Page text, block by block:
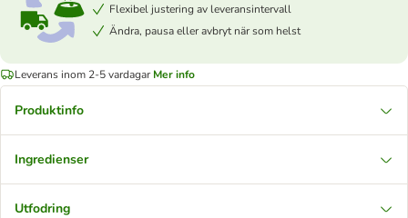
Flexibel justering av leveransintervall
Ändra, pausa eller avbryt när som helst
Leverans inom 2-5 vardagar Mer info
Produktinfo
Ingredienser
Utfodring